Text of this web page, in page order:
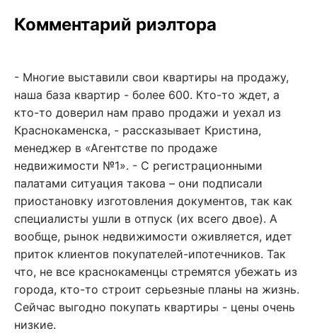
Комментарий риэлтора
- Многие выставили свои квартиры на продажу,
наша база квартир - более 600. Кто-то ждет, а
кто-то доверил нам право продажи и уехал из
Краснокаменска, - рассказывает Кристина,
менеджер в «Агентстве по продаже
недвижимости №1». - С регистрационными
палатами ситуация такова – они подписали
приостановку изготовления документов, так как
специалисты ушли в отпуск (их всего двое). А
вообще, рынок недвижимости оживляется, идет
приток клиентов покупателей-ипотечников. Так
что, не все краснокаменцы стремятся убежать из
города, кто-то строит серьезные планы на жизнь.
Сейчас выгодно покупать квартиры - цены очень
низкие.